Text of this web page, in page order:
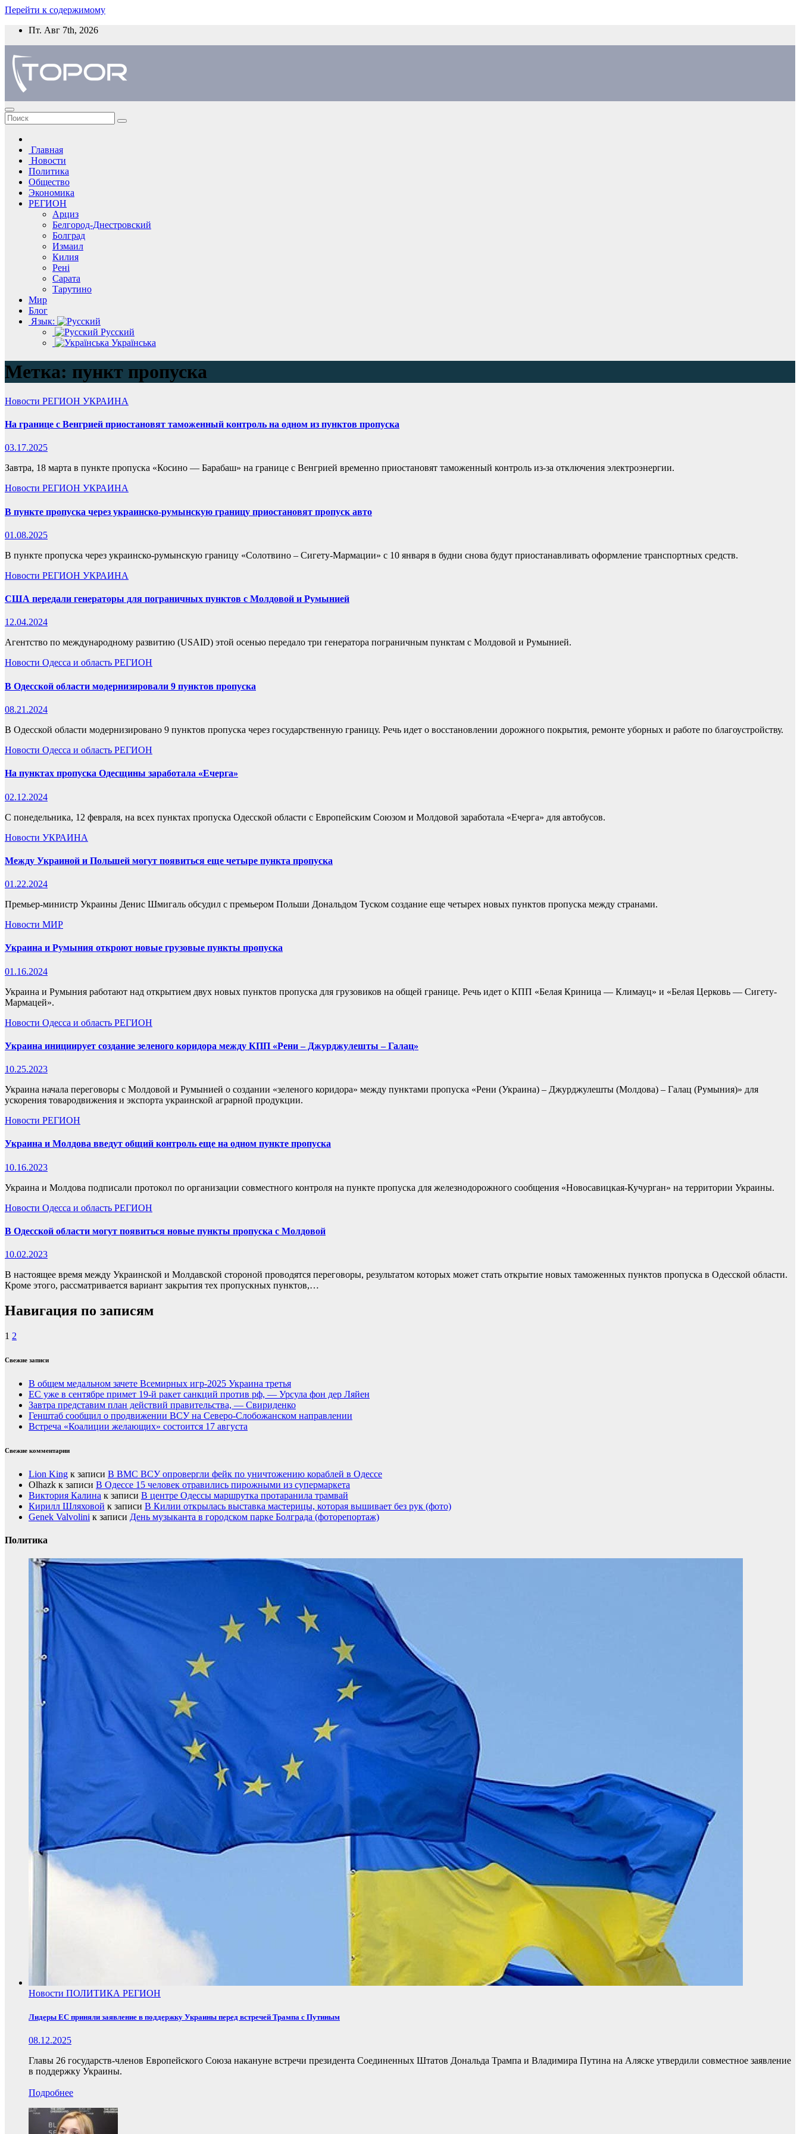
Перейти к содержимому
Пт. Авг 7th, 2026
Главная
Новости
Политика
Общество
Экономика
РЕГИОН
Арциз
Белгород-Днестровский
Болград
Измаил
Килия
Рені
Сарата
Тарутино
Мир
Блог
Язык:
Русский
Українська
Метка: пункт пропуска
Новости РЕГИОН УКРАИНА
На границе с Венгрией приостановят таможенный контроль на одном из пунктов пропуска
03.17.2025
Завтра, 18 марта в пункте пропуска «Косино — Барабаш» на границе с Венгрией временно приостановят таможенный контроль из-за отключения электроэнергии.
Новости РЕГИОН УКРАИНА
В пункте пропуска через украинско-румынскую границу приостановят пропуск авто
01.08.2025
В пункте пропуска через украинско-румынскую границу «Солотвино – Сигету-Мармации» с 10 января в будни снова будут приостанавливать оформление транспортных средств.
Новости РЕГИОН УКРАИНА
США передали генераторы для пограничных пунктов с Молдовой и Румынией
12.04.2024
Агентство по международному развитию (USAID) этой осенью передало три генератора пограничным пунктам с Молдовой и Румынией.
Новости Одесса и область РЕГИОН
В Одесской области модернизировали 9 пунктов пропуска
08.21.2024
В Одесской области модернизировано 9 пунктов пропуска через государственную границу. Речь идет о восстановлении дорожного покрытия, ремонте уборных и работе по благоустройству.
Новости Одесса и область РЕГИОН
На пунктах пропуска Одесщины заработала «Ечерга»
02.12.2024
С понедельника, 12 февраля, на всех пунктах пропуска Одесской области с Европейским Союзом и Молдовой заработала «Ечерга» для автобусов.
Новости УКРАИНА
Между Украиной и Польшей могут появиться еще четыре пункта пропуска
01.22.2024
Премьер-министр Украины Денис Шмигаль обсудил с премьером Польши Дональдом Туском создание еще четырех новых пунктов пропуска между странами.
Новости МИР
Украина и Румыния откроют новые грузовые пункты пропуска
01.16.2024
Украина и Румыния работают над открытием двух новых пунктов пропуска для грузовиков на общей границе. Речь идет о КПП «Белая Криница — Климауц» и «Белая Церковь — Сигету-
Мармацей».
Новости Одесса и область РЕГИОН
Украина инициирует создание зеленого коридора между КПП «Рени – Джурджулешты – Галац»
10.25.2023
Украина начала переговоры с Молдовой и Румынией о создании «зеленого коридора» между пунктами пропуска «Рени (Украина) – Джурджулешты (Молдова) – Галац (Румыния)» для
ускорения товародвижения и экспорта украинской аграрной продукции.
Новости РЕГИОН
Украина и Молдова введут общий контроль еще на одном пункте пропуска
10.16.2023
Украина и Молдова подписали протокол по организации совместного контроля на пункте пропуска для железнодорожного сообщения «Новосавицкая-Кучурган» на территории Украины.
Новости Одесса и область РЕГИОН
В Одесской области могут появиться новые пункты пропуска с Молдовой
10.02.2023
В настоящее время между Украинской и Молдавской стороной проводятся переговоры, результатом которых может стать открытие новых таможенных пунктов пропуска в Одесской области.
Кроме этого, рассматривается вариант закрытия тех пропускных пунктов,…
Навигация по записям
1 2
Свежие записи
В общем медальном зачете Всемирных игр-2025 Украина третья
ЕС уже в сентябре примет 19-й ракет санкций против рф, — Урсула фон дер Ляйен
Завтра представим план действий правительства, — Свириденко
Генштаб сообщил о продвижении ВСУ на Северо-Слобожанском направлении
Встреча «Коалиции желающих» состоится 17 августа
Свежие комментарии
Lion King к записи В ВМС ВСУ опровергли фейк по уничтожению кораблей в Одессе
Olhazk к записи В Одессе 15 человек отравились пирожными из супермаркета
Виктория Калина к записи В центре Одессы маршрутка протаранила трамвай
Кирилл Шляховой к записи В Килии открылась выставка мастерицы, которая вышивает без рук (фото)
Genek Valvolini к записи День музыканта в городском парке Болграда (фоторепортаж)
Политика
Новости ПОЛИТИКА РЕГИОН
Лидеры ЕС приняли заявление в поддержку Украины перед встречей Трампа с Путиным
08.12.2025
Главы 26 государств-членов Европейского Союза накануне встречи президента Соединенных Штатов Дональда Трампа и Владимира Путина на Аляске утвердили совместное заявление
в поддержку Украины.
Подробнее